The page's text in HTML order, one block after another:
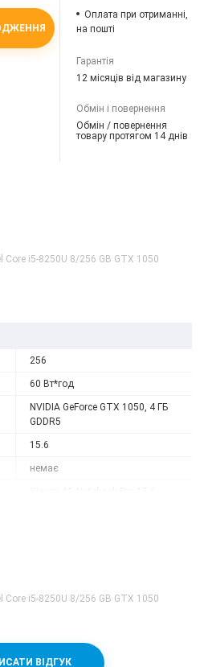
Оплата при отриманні,
на пошті
Гарантія
12 місяців від магазину
Обмін і повернення
Обмін / повернення
товару протягом 14 днів
Core i5-8250U 8/256 GB GTX 1050
256
60 Вт*год
NVIDIA GeForce GTX 1050, 4 ГБ
GDDR5
15.6
немає
1.6
Core i5-8250U 8/256 GB GTX 1050
ВІДГУК